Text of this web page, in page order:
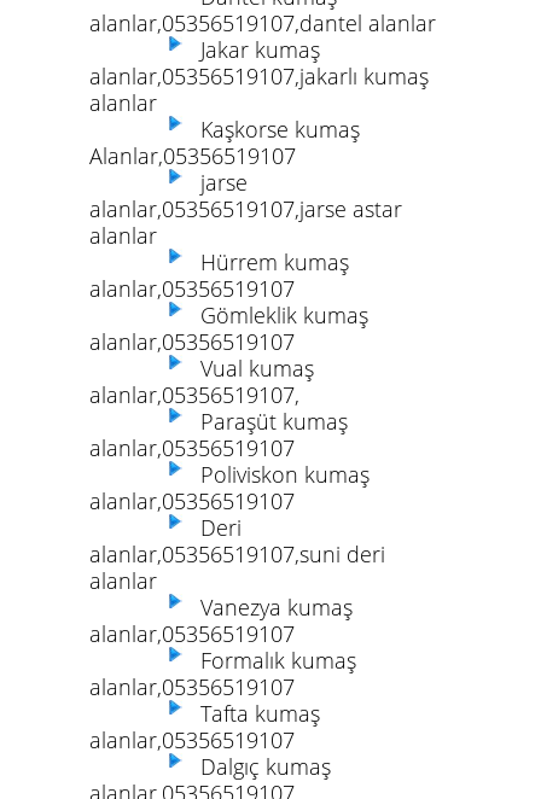
alanlar,05356519107,dantel alanlar
Jakar kumaş
alanlar,05356519107,jakarlı kumaş
alanlar
Kaşkorse kumaş
Alanlar,05356519107
jarse
alanlar,05356519107,jarse astar
alanlar
Hürrem kumaş
alanlar,05356519107
Gömleklik kumaş
alanlar,05356519107
Vual kumaş
alanlar,05356519107,
Paraşüt kumaş
alanlar,05356519107
Poliviskon kumaş
alanlar,05356519107
Deri
alanlar,05356519107,suni deri
alanlar
Vanezya kumaş
alanlar,05356519107
Formalık kumaş
alanlar,05356519107
Tafta kumaş
alanlar,05356519107
Dalgıç kumaş
alanlar,05356519107